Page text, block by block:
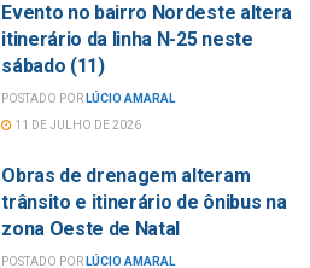
Evento no bairro Nordeste altera
itinerário da linha N-25 neste
sábado (11)
POSTADO POR LÚCIO AMARAL
11 DE JULHO DE 2026
Obras de drenagem alteram
trânsito e itinerário de ônibus na
zona Oeste de Natal
POSTADO POR LÚCIO AMARAL